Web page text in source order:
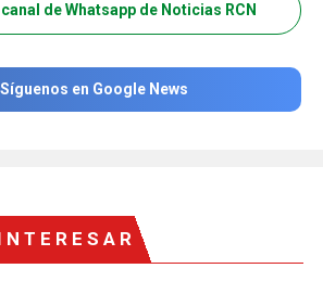
de Whatsapp de Noticias RCN
Síguenos en Google News